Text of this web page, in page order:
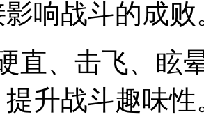
响战斗的成败
直、击飞、眩
升战斗趣味性